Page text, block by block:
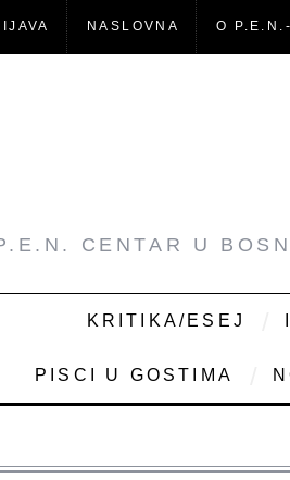
NASLOVNA O
CENTAR U
KRITIKA/ESEJ
PISCI U GOSTIMA